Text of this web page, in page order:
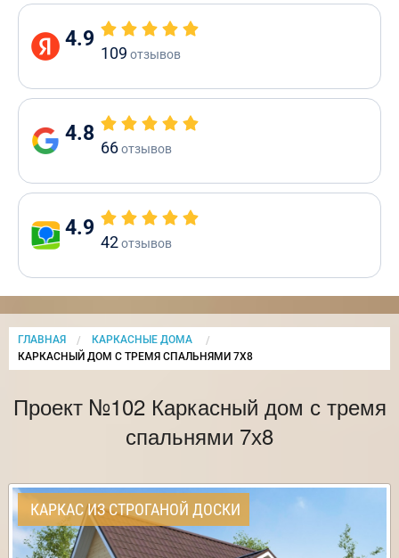
4.9
109 отзывов
4.8
66отзывов
4.9
42отзывов
ГЛАВНАЯ
КАРКАСНЫЕ ДОМА
CURRENT:
КАРКАСНЫЙ ДОМ С ТРЕМЯ СПАЛЬНЯМИ 7Х8
Проект №102 Каркасный дом с тремя
спальнями 7х8
КАРКАС ИЗ СТРОГАНОЙ ДОСКИ